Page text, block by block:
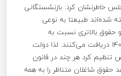
خاطرنشان کرد: بازنشستگانی
۱۴۰۰ بازنشسته شده‌اند طبیعتا به نوعی
حقوق بالاتری نسبت به
بازنشستگان پیش از سال ۱۴۰۰ دریافت می‌کنند. لذا دولت
تنظیم کرد هر چند در قانون
بود که ۹۰ درصد حقوق شاغلان متناظر را به همه